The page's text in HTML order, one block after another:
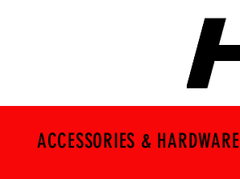
ACCESSORIES & HARDWARE